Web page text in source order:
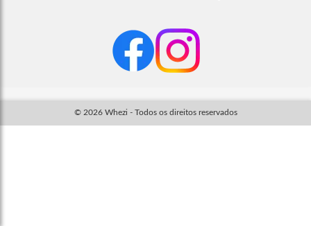
© 2026 Whezi - Todos os direitos reservados